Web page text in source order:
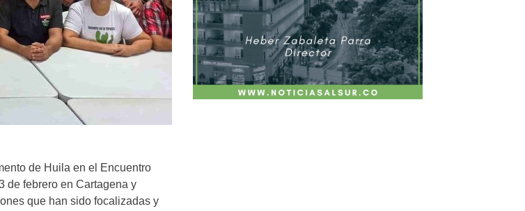
de Huila en el Encuentro
de febrero en Cartagena y
que han sido focalizadas y